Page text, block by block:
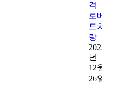
격
로베
드차
량
2023
년
12월
26일